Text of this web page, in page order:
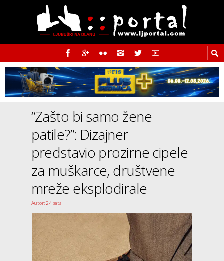
“Zašto bi samo žene
patile?”: Dizajner
predstavio prozirne cipele
za muškarce, društvene
mreže eksplodirale
Autor: 24 sata